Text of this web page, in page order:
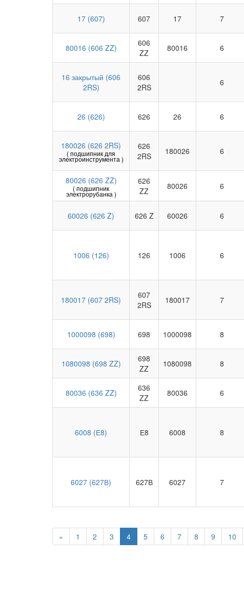
17 (607) 607 17 7
80016 (606 ZZ)
606
ZZ
80016 6
16 закрытый (606
2RS)
606
2RS
6
26 (626) 626 26 6
180026 (626 2RS)
( подшипник для
электроинструмента )
626
2RS
180026 6
80026 (626 ZZ)
( подшипник
электрорубанка )
626
ZZ
80026 6
60026 (626 Z) 626 Z 60026 6
1006 (126) 126 1006 6
180017 (607 2RS)
607
2RS
180017 7
1000098 (698) 698 1000098 8
1080098 (698 ZZ)
698
ZZ
1080098 8
80036 (636 ZZ)
636
ZZ
80036 6
6008 (Е8) Е8 6008 8
6027 (627В) 627В 6027 7
« 1 2 3 4 5 6 7 8 9 10